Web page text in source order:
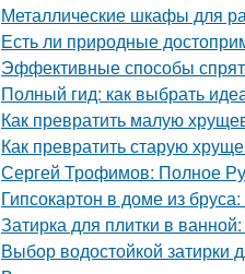
Металлические шкафы для
Есть ли природные
Эффективные способы
Полный гид: как выбрать
Как превратить малую
Как превратить старую
Сергей Трофимов: Полное
Гипсокартон в доме из
Затирка для плитки в
Выбор водостойкой затирки